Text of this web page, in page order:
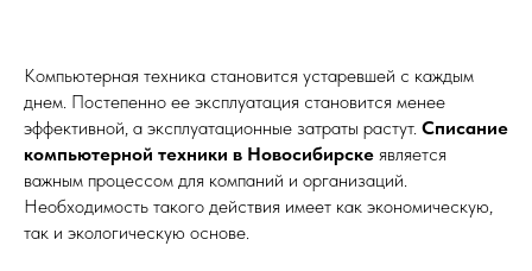
Компьютерная техника становится устаревшей с каждым
днем. Постепенно ее эксплуатация становится менее
эффективной, а эксплуатационные затраты растут. Списание
компьютерной техники в Новосибирске является
важным процессом для компаний и организаций.
Необходимость такого действия имеет как экономическую,
так и экологическую основе.